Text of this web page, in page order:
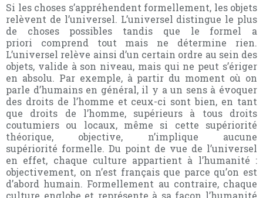
Si les choses s’appréhendent formellement, les objets
relèvent de l’universel. L’universel distingue le plus
de choses possibles tandis que le formel a
priori comprend tout mais ne détermine rien.
L’universel relève ainsi d’un certain ordre au sein des
objets, valide à son niveau, mais qui ne peut s’ériger
en absolu. Par exemple, à partir du moment où on
parle d’humains en général, il y a un sens à évoquer
des droits de l’homme et ceux-ci sont bien, en tant
que droits de l’homme, supérieurs à tous droits
coutumiers ou locaux, même si cette supériorité
théorique, objective, n’implique aucune
supériorité formelle. Du point de vue de l’universel
en effet, chaque culture appartient à l’humanité :
objectivement, on n’est français que parce qu’on est
d’abord humain. Formellement au contraire, chaque
culture englobe et représente à sa façon l’humanité